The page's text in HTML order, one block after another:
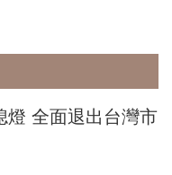
燈 全面退出台灣市